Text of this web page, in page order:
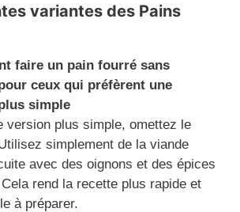
variantes des Pains
faire un pain fourré sans
ceux qui préfèrent une
simple
version plus simple, omettez le
simplement de la viande
avec des oignons et des épices
rend la recette plus rapide et
à préparer.